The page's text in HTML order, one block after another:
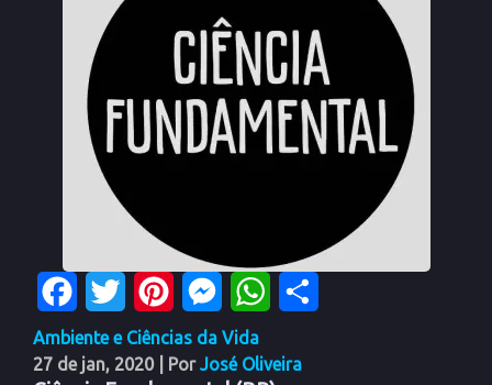
FacebookTwitter PinterestMessengerWhatsApp
Ambiente e Ciências da Vida
27 de jan, 2020
| PorJosé Oliveira